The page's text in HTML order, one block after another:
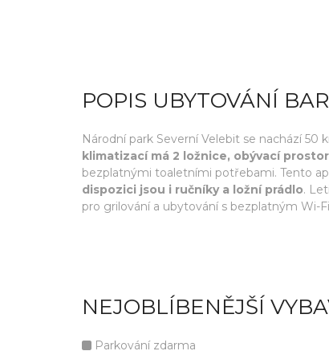
POPIS UBYTOVÁNÍ
Národní park Severní Velebit se nachází
klimatizací má 2 ložnice, obývací
bezplatnými toaletními potřebami. Tento
dispozici jsou i ručníky a ložní prádlo.
pro grilování a ubytování s bezplatným Wi-
NEJOBLÍBENĚJŠÍ
Parkování zdarma